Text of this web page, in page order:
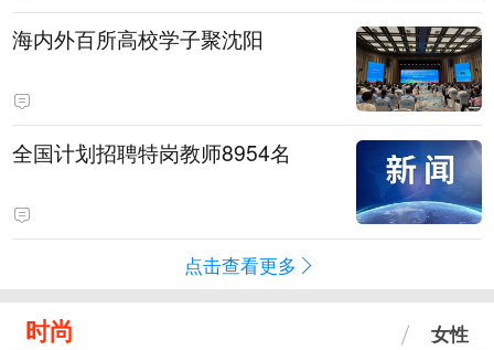
海内外百所高校学子聚沈阳
全国计划招聘特岗教师8954名
点击查看更多
时尚 女性